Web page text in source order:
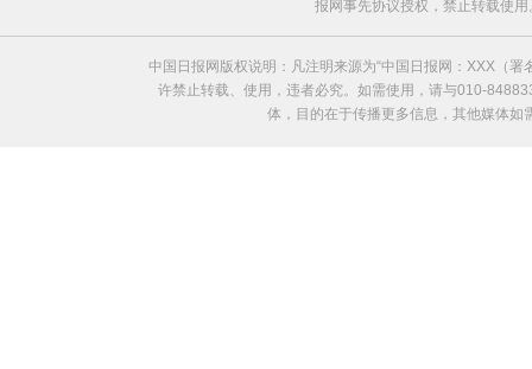
报网事先协议授权，禁止转载使
中国日报网版权说明：凡注明来源为“中国日报网：XXX（
许禁止转载、使用，违者必究。如需使用，请与010-
体，目的在于传播更多信息，其他媒体